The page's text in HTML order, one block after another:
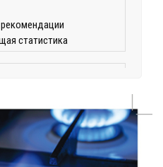
статистика
тверских семей